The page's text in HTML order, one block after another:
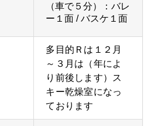
（車で５分）：バレ
ー１面 / バスケ１面
多目的Ｒは１２月
～３月は（年によ
り前後します）ス
キー乾燥室になっ
ております